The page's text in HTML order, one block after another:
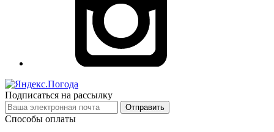
Подписаться на рассылку
Отправить
Способы оплаты